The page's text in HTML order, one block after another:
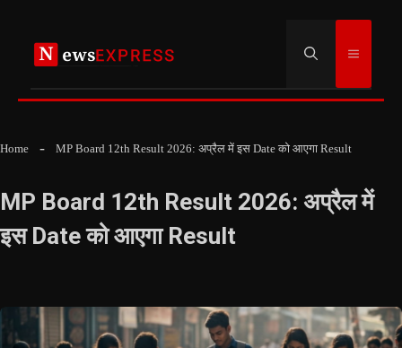
content
Menu
Home MP Board 12th Result 2026: अप्रैल में इस Date को आएगा Result
MP Board 12th Result 2026: अप्रैल में
इस Date को आएगा Result